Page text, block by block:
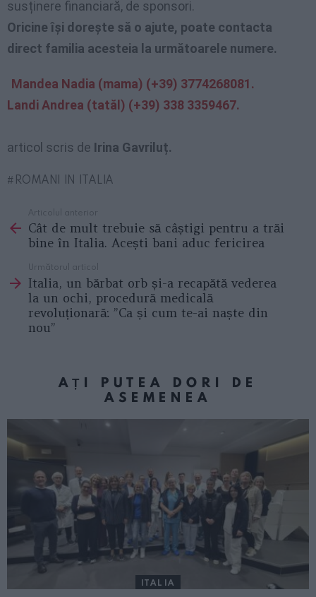
susținere financiară, de sponsori.
Oricine își dorește să o ajute, poate contacta
direct familia acesteia la următoarele numere.
Mandea Nadia (mama) (+39) 3774268081.
Landi Andrea (tatăl) (+39) 338 3359467.
articol scris de Irina Gavriluț.
ROMANI IN ITALIA
more
Articolul anterior
Cât de mult trebuie să câștigi pentru a trăi
bine în Italia. Acești bani aduc fericirea
Următorul articol
Italia, un bărbat orb și-a recapătă vederea
la un ochi, procedură medicală
revoluționară: ”Ca și cum te-ai naște din
nou”
AȚI PUTEA DORI DE
ASEMENEA
ITALIA